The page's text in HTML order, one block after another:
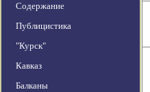
Содержание
Публицистика
"Курск"
Кавказ
Балканы